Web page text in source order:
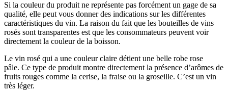
Si la couleur du produit ne représente pas forcément un gage de sa
qualité, elle peut vous donner des indications sur les différentes
caractéristiques du vin. La raison du fait que les bouteilles de vins
rosés sont transparentes est que les consommateurs peuvent voir
directement la couleur de la boisson.
Le vin rosé qui a une couleur claire détient une belle robe rose
pâle. Ce type de produit montre directement la présence d’arômes de
fruits rouges comme la cerise, la fraise ou la groseille. C’est un vin
très léger.